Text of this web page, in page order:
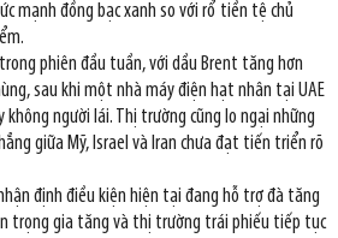
mạnh đồng bạc xanh so với rổ tiền tệ chủ
phiên đầu tuần, với dầu Brent tăng hơn
sau khi một nhà máy điện hạt nhân tại UAE
người lái. Thị trường cũng lo ngại những
giữa Mỹ, Israel và Iran chưa đạt tiến triển rõ
định điều kiện hiện tại đang hỗ trợ đà tăng
trọng gia tăng và thị trường trái phiếu tiếp tục